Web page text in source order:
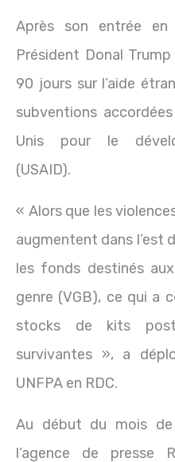
Après son entrée
Président Donal
90 jours sur l’aide
subventions
Unis pour le
(USAID).
« Alors que les
augmentent dans l’est
les fonds destinés
genre (VGB), ce qui a
stocks de kits
survivantes », a
UNFPA en RDC.
Au début du mois
l’agence de presse